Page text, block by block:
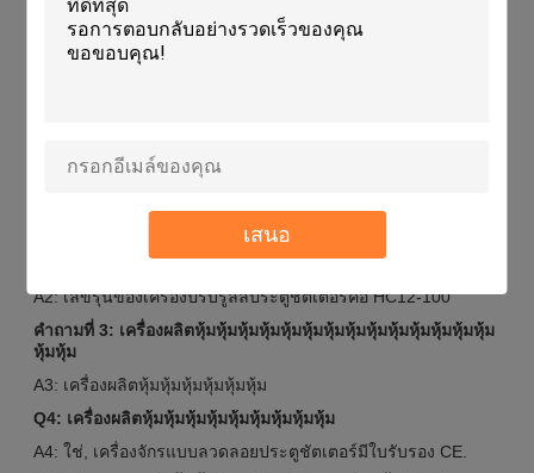
เสนอ
อัตราการคืนสินค้า
เครื่องจักรแบบรูปร่างประตูม้วนเป็นกระดูกสันหลังของ
กระบวนการผลิตประตูม้วนเครื่องผลิตหินแบบม้วนแบบหุ้มหุ้มหุ้ม
FAQ:
A1: ชื่อแบรนด์ของเครื่องปรับรูปร่างลวดประตูชัตเตอร์คือ HC
Q2: มีหมายเลขรุ่นอะไรของ เครื่องผลิตหมุนประตูชัตเตอร์?
A2: เลขรุ่นของเครื่องปรับรูลล์ประตูชัตเตอร์คือ HC12-100
คําถามที่ 3: เครื่องผลิตหุ้มหุ้มหุ้มหุ้มหุ้มหุ้มหุ้มหุ้มหุ้มหุ้มหุ้มหุ้มหุ้มหุ้ม
หุ้มหุ้ม
A3: เครื่องผลิตหุ้มหุ้มหุ้มหุ้มหุ้มหุ้ม
Q4: เครื่องผลิตหุ้มหุ้มหุ้มหุ้มหุ้มหุ้มหุ้มหุ้มหุ้ม
A4: ใช่, เครื่องจักรแบบลวดลอยประตูชัตเตอร์มีใบรับรอง CE.